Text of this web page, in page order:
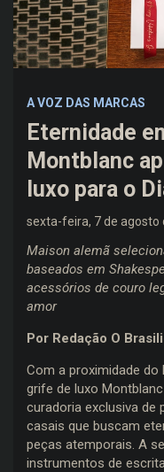
A VOZ DAS MARCAS
Eternidade
Montblanc
luxo para o
sexta-feira, 7 de agosto
Maison alemã
baseados em
acessórios de couro
amor
Por Redação O
Com a proximidade do
grife de luxo
curadoria exclusiva de
casais que buscam
peças atemporais. A
instrumentos de